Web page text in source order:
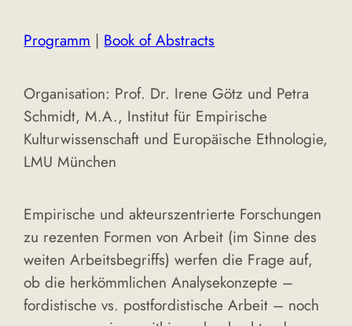
Programm | Book of Abstracts
Organisation: Prof. Dr. Irene Götz und Petra
Schmidt, M.A., Institut für Empirische
Kulturwissenschaft und Europäische Ethnologie,
LMU München
Empirische und akteurszentrierte Forschungen
zu rezenten Formen von Arbeit (im Sinne des
weiten Arbeitsbegriffs) werfen die Frage auf,
ob die herkömmlichen Analysekonzepte –
fordistische vs. postfordistische Arbeit – noch